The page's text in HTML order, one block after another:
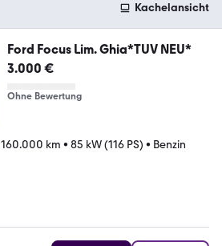
Kachelansicht
Ford Focus Lim. Ghia*TUV NEU*
3.000 €
Ohne Bewertung
160.000 km • 85 kW (116 PS) • Benzin